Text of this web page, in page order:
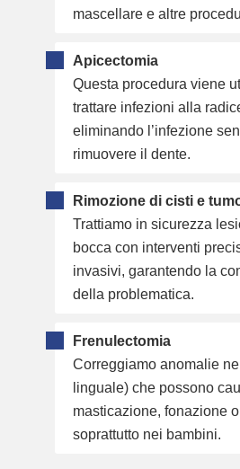
mascellare e altre
Apicectomia
Questa procedura viene
trattare infezioni alla
eliminando l’infezione
rimuovere il dente.
Rimozione di cisti e
Trattiamo in sicurezza
bocca con interventi
invasivi, garantendo la
della problematica.
Frenulectomia
Correggiamo anomalie
linguale) che possono
masticazione, fonazione
soprattutto nei bambini.